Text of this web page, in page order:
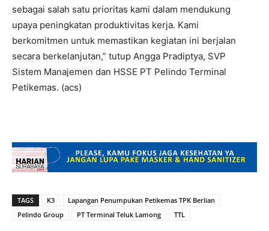
sebagai salah satu prioritas kami dalam mendukung
upaya peningkatan produktivitas kerja. Kami
berkomitmen untuk memastikan kegiatan ini berjalan
secara berkelanjutan,” tutup Angga Pradiptya, SVP
Sistem Manajemen dan HSSE PT Pelindo Terminal
Petikemas. (acs)
TAGS K3
Lapangan Penumpukan Petikemas TPK Berlian
Pelindo Group
PT Terminal Teluk Lamong TTL